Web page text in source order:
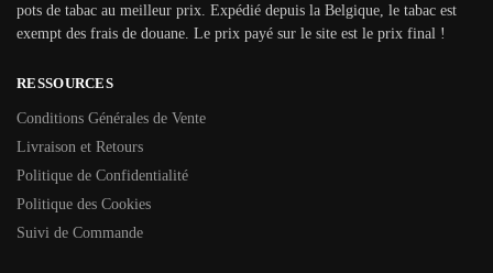
pots de tabac au meilleur prix. Expédié depuis la Belgique, le tabac est
exempt des frais de douane. Le prix payé sur le site est le prix final !
RESSOURCES
Conditions Générales de Vente
Livraison et Retours
Politique de Confidentialité
Politique des Cookies
Suivi de Commande